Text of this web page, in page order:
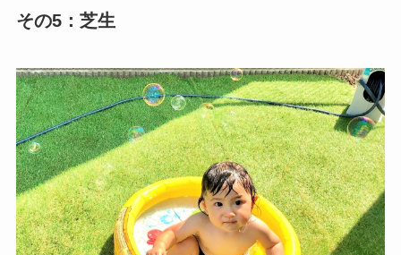
その5：芝生